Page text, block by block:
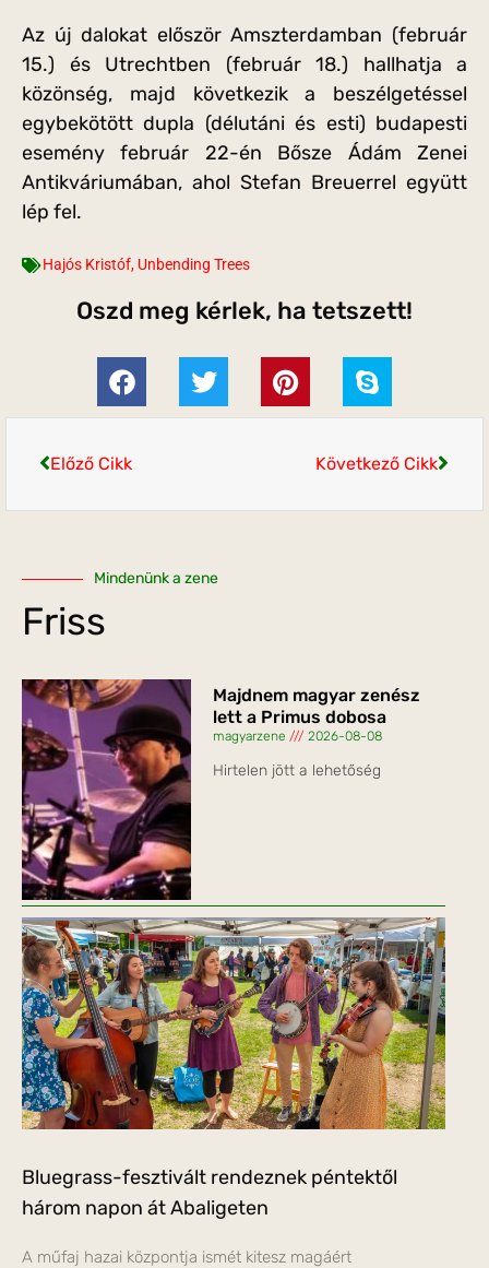
Az új dalokat először Amszterdamban (február
15.) és Utrechtben (február 18.) hallhatja a
közönség, majd következik a beszélgetéssel
egybekötött dupla (délutáni és esti) budapesti
esemény február 22-én Bősze Ádám Zenei
Antikváriumában, ahol Stefan Breuerrel együtt
lép fel.
Hajós Kristóf, Unbending Trees
Oszd meg kérlek, ha tetszett!
Előző Cikk Következő Cikk
Mindenünk a zene
Friss
Majdnem magyar zenész
lett a Primus dobosa
magyarzene 2026-08-08
Hirtelen jött a lehetőség
Bluegrass-fesztivált rendeznek péntektől
három napon át Abaligeten
A műfaj hazai központja ismét kitesz magáért